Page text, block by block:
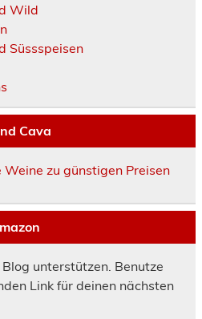
Wild
Süssspeisen
Cava
zu günstigen Preisen
unterstützen. Benutze
Link für deinen nächsten